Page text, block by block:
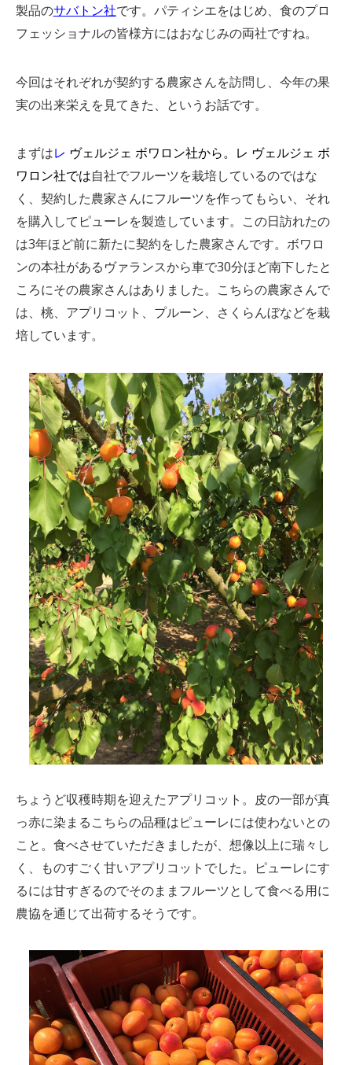
製品のサバトン社です。パティシエをはじめ、食のプロ
フェッショナルの皆様方にはおなじみの両社ですね。
今回はそれぞれが契約する農家さんを訪問し、今年の果
実の出来栄えを見てきた、というお話です。
まずはレ ヴェルジェ ボワロン社から。レ ヴェルジェ ボ
ワロン社では自社でフルーツを栽培しているのではな
く、契約した農家さんにフルーツを作ってもらい、それ
を購入してピューレを製造しています。この日訪れたの
は3年ほど前に新たに契約をした農家さんです。ボワロ
ンの本社があるヴァランスから車で30分ほど南下したと
ころにその農家さんはありました。こちらの農家さんで
は、桃、アプリコット、プルーン、さくらんぼなどを栽
培しています。
ちょうど収穫時期を迎えたアプリコット。皮の一部が真
っ赤に染まるこちらの品種はピューレには使わないとの
こと。食べさせていただきましたが、想像以上に瑞々し
く、ものすごく甘いアプリコットでした。ピューレにす
るには甘すぎるのでそのままフルーツとして食べる用に
農協を通じて出荷するそうです。